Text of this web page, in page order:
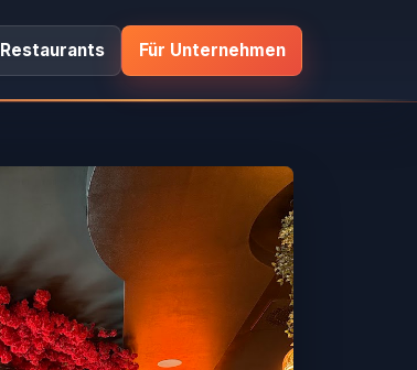
Restaurants Für Unternehmen